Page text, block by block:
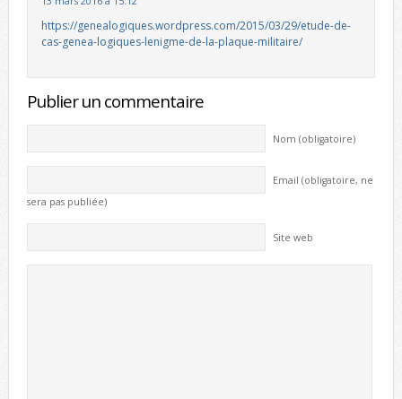
https://genealogiques.wordpress.com/2015/03/29/etude-de-
cas-genea-logiques-lenigme-de-la-plaque-militaire/
Publier un commentaire
Nom (obligatoire)
Email (obligatoire, ne
sera pas publiée)
Site web